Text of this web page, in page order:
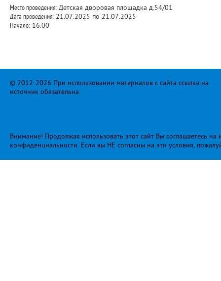
Место проведения: Детская дворовая площадка д.54/01
Дата проведения: 21.07.2025 по 21.07.2025
Начало: 16.00
© 2012-2026 При использовании материалов с сайта ссылка на
источник обязательна.
Внимание! Продолжая использовать этот сайт Вы соглашаетесь
конфиденциальности. Если вы НЕ согласны на эти условия,